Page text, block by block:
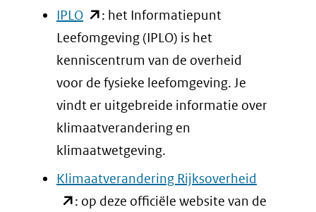
naar
een
andere
website)
IPLO(opent
in
nieuw
venster)
(verwijst
naar
een
andere
website)
: het Informatiepunt
Leefomgeving (IPLO) is het
kenniscentrum van de overheid
voor de fysieke leefomgeving. Je
vindt er uitgebreide informatie over
klimaatverandering en
klimaatwetgeving.
Klimaatverandering Rijksoverheid
in
: op deze officiële website van de